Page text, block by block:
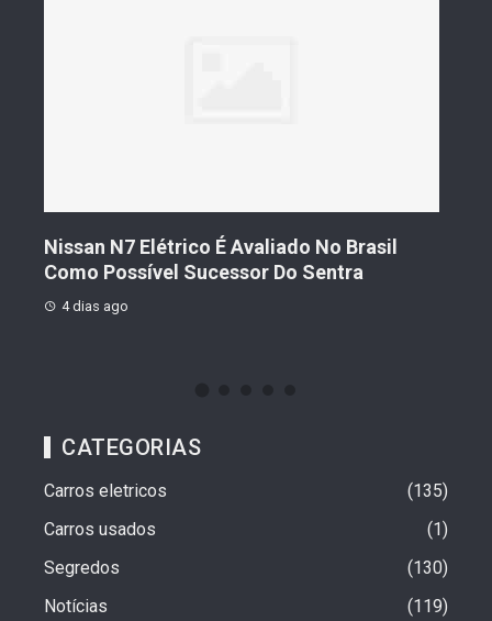
Geely Celebra Um Ano No Brasil Com
Vendas Que Ultrapassam 25 Mil Veículos
4 dias ago
CATEGORIAS
Carros eletricos
135
Carros usados
1
Segredos
130
Notícias
119